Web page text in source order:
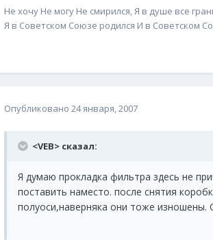
Не хочу Не могу Не смирился, Я в душе все
Я в Советском Союзе родился И в Советском
Опубликовано 24 января, 2007
<VEB> сказал:
Я думаю прокладка фильтра здесь не
поставить наместо. после снятия
полуоси,наверняка они тоже изношены.